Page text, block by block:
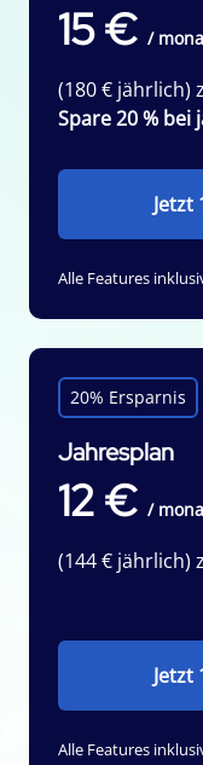
15 € /
(180 € jährlich)
Spare 20 %
Jetzt
Alle Features
20% Ersparnis
Jahresplan
12 € /
(144 € jährlich)
Jetzt
Alle Features